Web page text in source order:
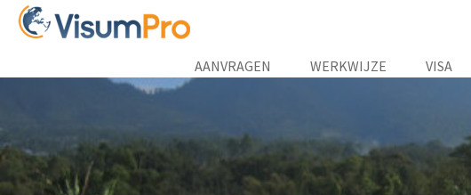
AANVRAGEN WERKWIJZE VISA